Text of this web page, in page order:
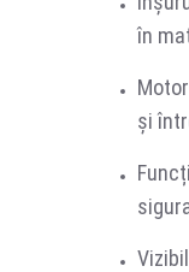
în
și